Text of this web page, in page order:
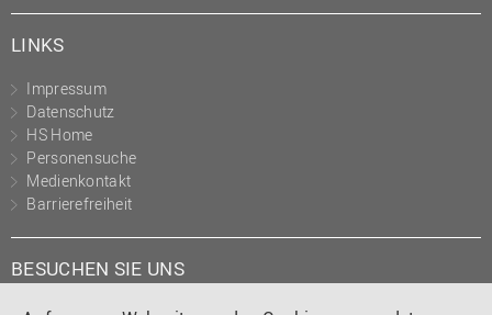
Innovationsmanagement
LINKS
Impressum
Datenschutz
HS Home
Personensuche
Medienkontakt
Barrierefreiheit
BESUCHEN SIE UNS